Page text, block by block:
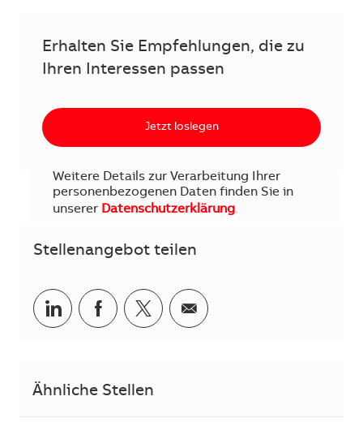
Erhalten Sie Empfehlungen, die zu
Ihren Interessen passen
Jetzt loslegen
Weitere Details zur Verarbeitung Ihrer
personenbezogenen Daten finden Sie in
unserer Datenschutzerklärung.
Stellenangebot teilen
Teilen via LinkedIn
Teilen via Facebook
Teilen via Twitter
Teilen via E-Mail
Ähnliche Stellen